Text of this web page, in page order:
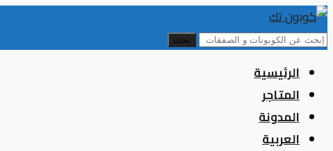
بحث
Skip
content
الرئيسية
المتاجر
المدونة
العربية